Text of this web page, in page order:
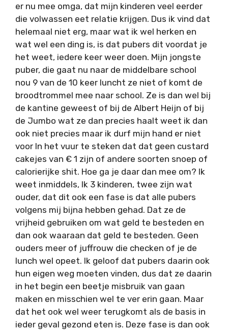
er nu mee omga, dat mijn kinderen veel eerder
die volwassen eet relatie krijgen. Dus ik vind dat
helemaal niet erg, maar wat ik wel herken en
wat wel een ding is, is dat pubers dit voordat je
het weet, iedere keer weer doen. Mijn jongste
puber, die gaat nu naar de middelbare school
nou 9 van de 10 keer luncht ze niet of komt de
broodtrommel mee naar school. Ze is dan wel bij
de kantine geweest of bij de Albert Heijn of bij
de Jumbo wat ze dan precies haalt weet ik dan
ook niet precies maar ik durf mijn hand er niet
voor In het vuur te steken dat dat geen custard
cakejes van € 1 zijn of andere soorten snoep of
calorierijke shit. Hoe ga je daar dan mee om? Ik
weet inmiddels, Ik 3 kinderen, twee zijn wat
ouder, dat dit ook een fase is dat alle pubers
volgens mij bijna hebben gehad. Dat ze de
vrijheid gebruiken om wat geld te besteden en
dan ook waaraan dat geld te besteden. Geen
ouders meer of juffrouw die checken of je de
lunch wel opeet. Ik geloof dat pubers daarin ook
hun eigen weg moeten vinden, dus dat ze daarin
in het begin een beetje misbruik van gaan
maken en misschien wel te ver erin gaan. Maar
dat het ook wel weer terugkomt als de basis in
ieder geval gezond eten is. Deze fase is dan ook